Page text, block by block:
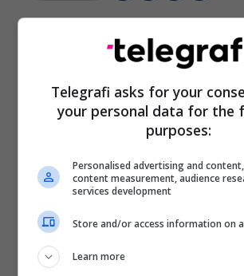
Telegrafi asks for your
your personal data for the
purposes:
Personalised advertising and
content measurement, audience
services development
Store and/or access information on
Learn more